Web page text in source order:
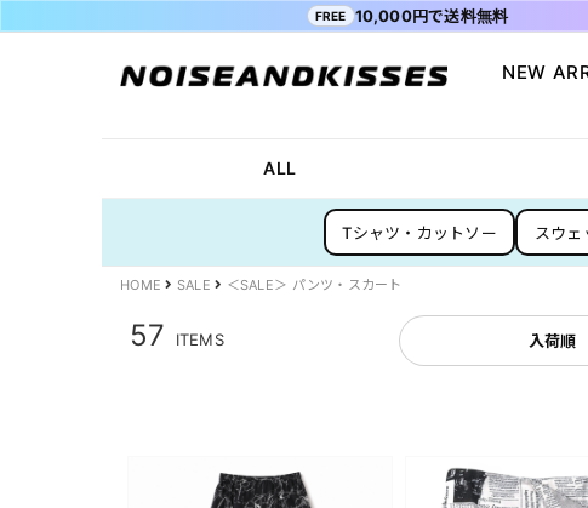
NEW
WOMEN
ジャケット
スウェット・ニッ
VISION STREET WEAR
POWER TO THE PEOPLE
ODD SOX
MISHKA
XTS
キャラジャン
送料・お支払い方法
ブログ
INTERNATIONAL
FREE 10,000円で送料無料
ALL
Tシャツ・カットソー スウェ
HOME SALE ＜SALE＞ パンツ・スカート
57 ITEMS 入荷順